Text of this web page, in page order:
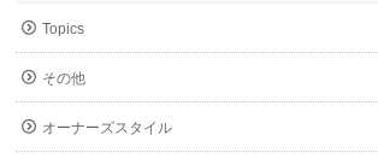
Topics
その他
オーナーズスタイル